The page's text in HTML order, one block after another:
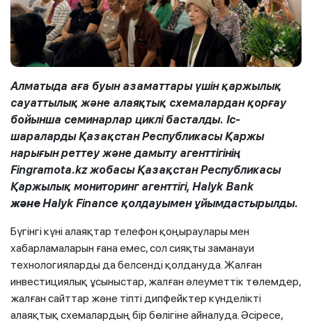
Алматыда аға буын азаматтары үшін қаржылық
сауаттылық және алаяқтық схемалардан қорғау
бойынша семинарлар циклі басталды. Іс-
шараларды Қазақстан Республикасы Қаржы
нарығын реттеу және дамыту агенттігінің
Fingramota.kz жобасы Қазақстан Республикасы
Қаржылық мониторинг агенттігі, Halyk Bank
жәнеHalyk Finance қолдауымен ұйымдастырылды.
Бүгінгі күні алаяқтар телефон қоңыраулары мен
хабарламаларын ғана емес, сол сияқты заманауи
технологияларды да белсенді қолдануда. Жалған
инвестициялық ұсыныстар, жалған әлеуметтік төлемдер,
жалған сайттар және тіпті дипфейктер күнделікті
алаяқтық схемалардың бір бөлігіне айналуда. Әсіресе,